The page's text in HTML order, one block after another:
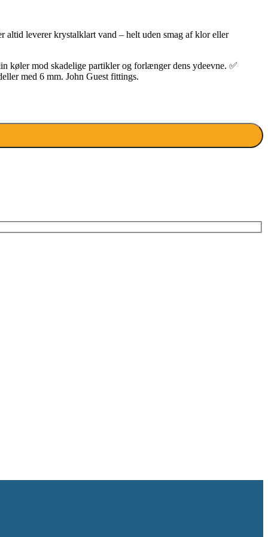
altid leverer krystalklart vand – helt uden smag af klor eller
køler mod skadelige partikler og forlænger dens ydeevne. ✅
med 6 mm. John Guest fittings.